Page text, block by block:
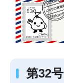
第32号